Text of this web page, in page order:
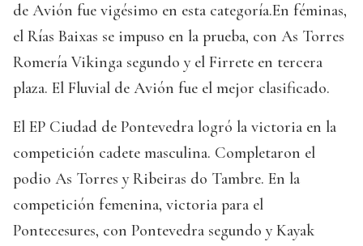
de Avión fue vigésimo en esta categoría.En féminas,
el Rías Baixas se impuso en la prueba, con As Torres
Romería Vikinga segundo y el Firrete en tercera
plaza. El Fluvial de Avión fue el mejor clasificado.
El EP Ciudad de Pontevedra logró la victoria en la
competición cadete masculina. Completaron el
podio As Torres y Ribeiras do Tambre. En la
competición femenina, victoria para el
Pontecesures, con Pontevedra segundo y Kayak